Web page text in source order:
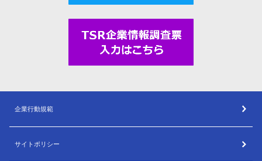
企業行動規範
サイトポリシー